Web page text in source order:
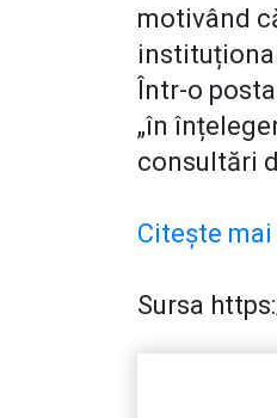
motivând
Într-o
„în
consultări
Citește
Sursa